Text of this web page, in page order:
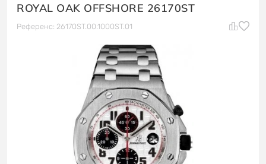
ROYAL OAK OFFSHORE 26170ST
Референс: 26170ST.00.1000ST.01